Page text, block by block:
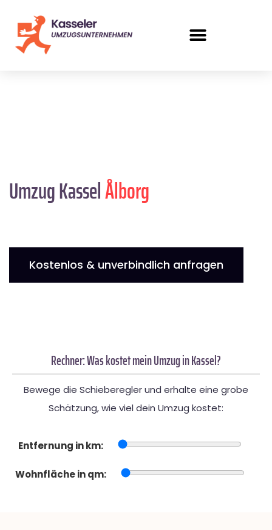
Umzug KasselÅlborg
Kostenlos & unverbindlich anfragen
Rechner: Was kostet mein Umzug in Kassel?
Bewege die Schieberegler und erhalte eine grobe
Schätzung, wie viel dein Umzug kostet:
Entfernung in km:
Wohnfläche in qm: